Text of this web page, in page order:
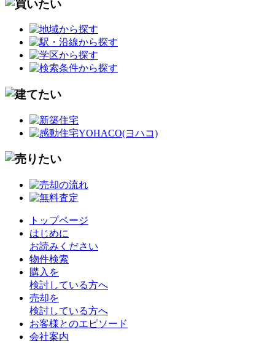
トップページ
はじめに
お読みください
物件検索
購入を
検討している方へ
売却を
検討している方へ
お客様とのエピソード
会社案内